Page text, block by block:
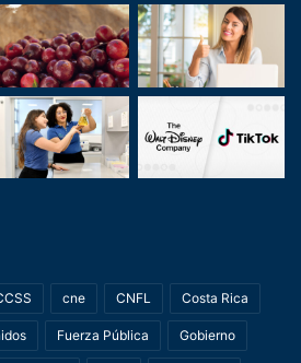
cne CNFL Costa Rica
Fuerza Pública Gobierno